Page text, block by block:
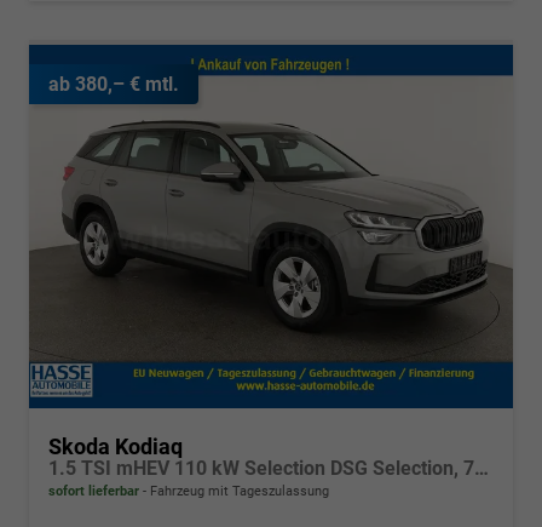
ab 380,– € mtl.
Skoda Kodiaq
1.5 TSI mHEV 110 kW Selection DSG Selection, 7-Sitzer, AHK, Navi, Side, Kamera, Winter, 4 J.- Garantie
sofort lieferbar Fahrzeug mit Tageszulassung